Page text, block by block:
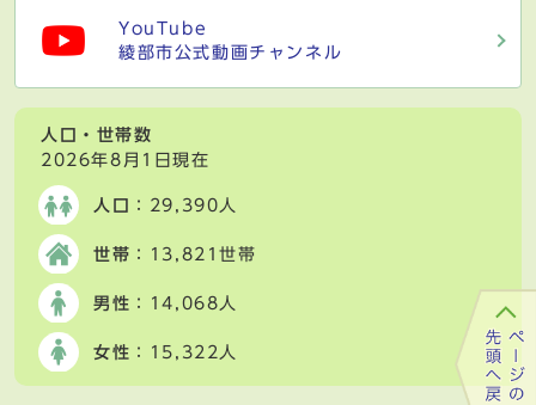
YouTube
綾部市公式動画チャンネル
人口・世帯数
2026年8月1日現在
人口 ：29,390人
世帯 ：13,821世帯
男性 ：14,068人
女性 ：15,322人